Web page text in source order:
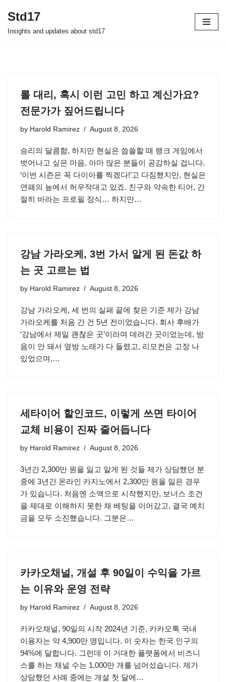
Skip
Std17
Insights and updates about std17
롤 대리, 혹시 이런 고민 하고 계신가요?
전문가가 짚어드립니다
by Harold Ramirez August 8, 2026
승리의 달콤함, 하지만 현실은 씁쓸할 때 랭크 게임에서
벗어나고 싶은 마음, 아마 많은 분들이 공감하실 겁니다.
‘이번 시즌은 꼭 다이아를 찍겠다!’고 다짐했지만, 현실은
연패의 늪에서 허우적대고 있죠. 친구와 약속한 티어, 간
절히 바라는 프로필 장식… 하지만…
강남 가라오케, 3번 가서 알게 된 돈값 하
는 곳 고르는 법
by Harold Ramirez August 8, 2026
강남 가라오케, 세 번의 실패 끝에 찾은 기준 제가 강남
가라오케를 처음 간 건 5년 전이었습니다. 회사 후배가
‘강남에서 제일 괜찮은 곳’이라며 데려간 곳이었는데, 방
음이 안 돼서 옆방 노래가 다 들렸고, 리모컨은 고장 나
있었으며,…
세타이어 할인코드, 이렇게 쓰면 타이어
교체 비용이 진짜 줄어듭니다
by Harold Ramirez August 8, 2026
3년간 2,300만 원을 잃고 알게 된 것들 제가 상담했던 분
중에 3년간 온라인 카지노에서 2,300만 원을 잃은 경우
가 있습니다. 처음엔 소액으로 시작했지만, 보너스 조건
을 제대로 이해하지 못한 채 베팅을 이어갔고, 결국 예치
금을 모두 소진했습니다. 그분은…
카카오채널, 개설 후 90일이 수익을 가르
는 이유와 운영 전략
by Harold Ramirez August 8, 2026
카카오채널, 90일의 시작 2024년 기준, 카카오톡 국내
이용자는 약 4,900만 명입니다. 이 숫자는 한국 인구의
94%에 달합니다. 그런데 이 거대한 플랫폼에서 비즈니
스를 하는 채널 수는 1,000만 개를 넘어섰습니다. 제가
상담했던 사례 중에는 개설 첫 달에…